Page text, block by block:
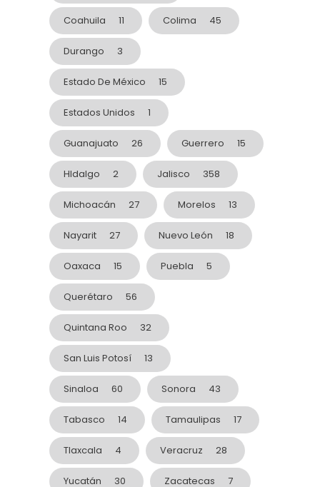
Coahuila 11 Colima 45
Durango 3
Estado De México 15
Estados Unidos 1
Guanajuato 26 Guerrero 15
HIdalgo 2 Jalisco 358
Michoacán 27 Morelos 13
Nayarit 27 Nuevo León 18
Oaxaca 15 Puebla 5
Querétaro 56
Quintana Roo 32
San Luis Potosí 13
Sinaloa 60 Sonora 43
Tabasco 14 Tamaulipas 17
Tlaxcala 4 Veracruz 28
Yucatán 30 Zacatecas 7